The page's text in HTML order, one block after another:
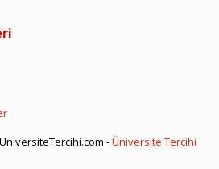
-Üniversite Tercihi